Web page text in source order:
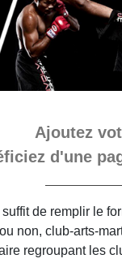
Ajoutez
d'une
suffit de remplir le
non, club-arts-
regroupant les